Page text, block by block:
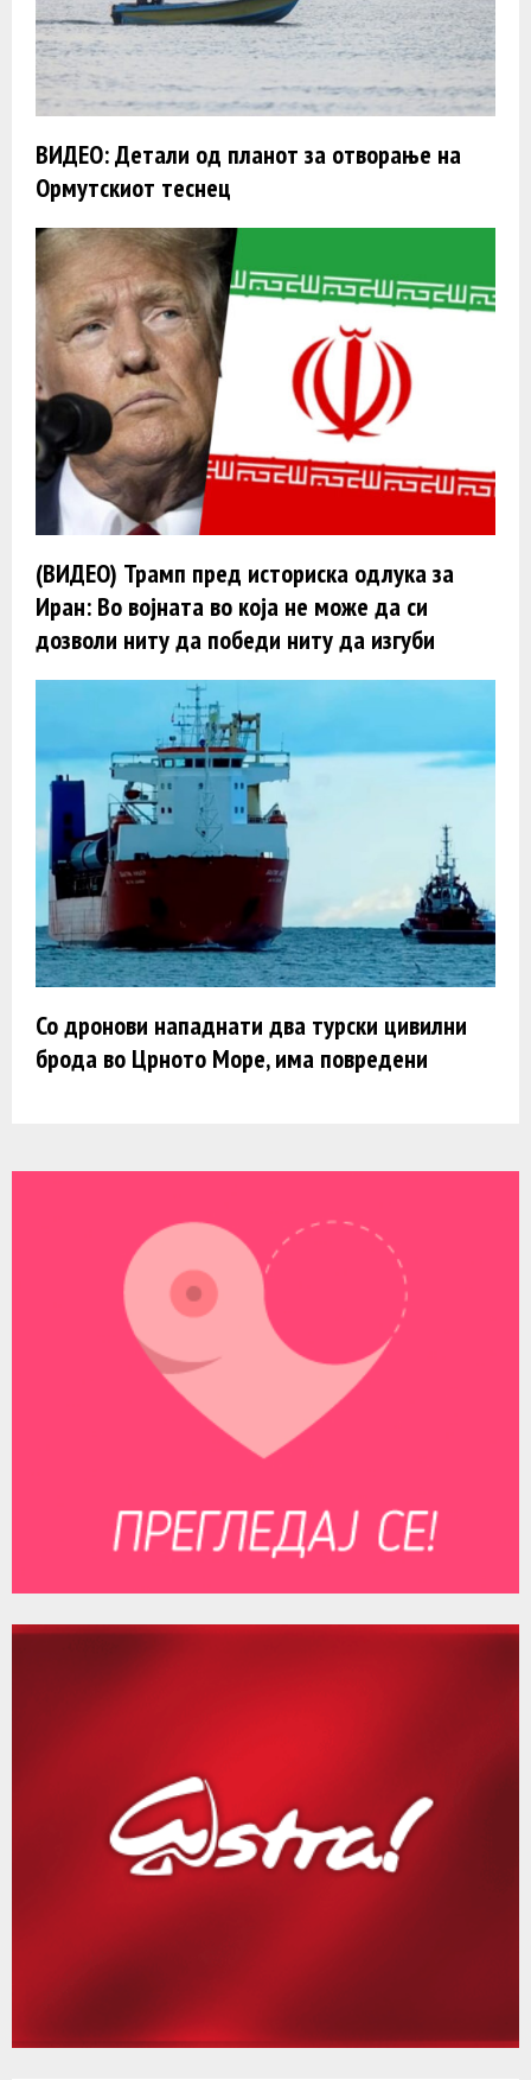
ВИДЕО: Детали од планот за отворање на
Ормутскиот теснец
(ВИДЕО) Трамп пред историска одлука за
Иран: Во војната во која не може да си
дозволи ниту да победи ниту да изгуби
Со дронови нападнати два турски цивилни
брода во Црното Море, има повредени